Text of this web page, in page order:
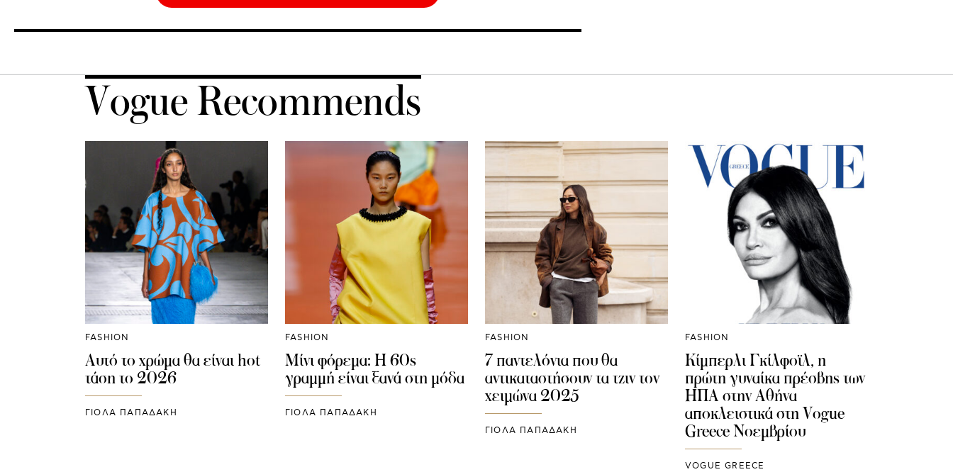
Vogue Recommends
FASHION
Αυτό το χρώμα θα είναι hot
τάση το 2026
ΓΙΌΛΑ ΠΑΠΑΔΆΚΗ
FASHION
Μίνι φόρεμα: Η 60s
γραμμή είναι ξανά στη μόδα
ΓΙΌΛΑ ΠΑΠΑΔΆΚΗ
FASHION
7 παντελόνια που θα
αντικαταστήσουν τα τζιν τον
χειμώνα 2025
ΓΙΌΛΑ ΠΑΠΑΔΆΚΗ
FASHION
Κίμπερλι Γκίλφοϊλ, η
πρώτη γυναίκα πρέσβης των
ΗΠΑ στην Αθήνα
αποκλειστικά στη Vogue
Greece Νοεμβρίου
VOGUE GREECE